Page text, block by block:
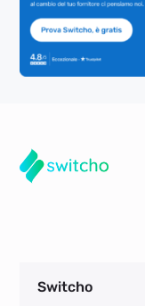
Switcho